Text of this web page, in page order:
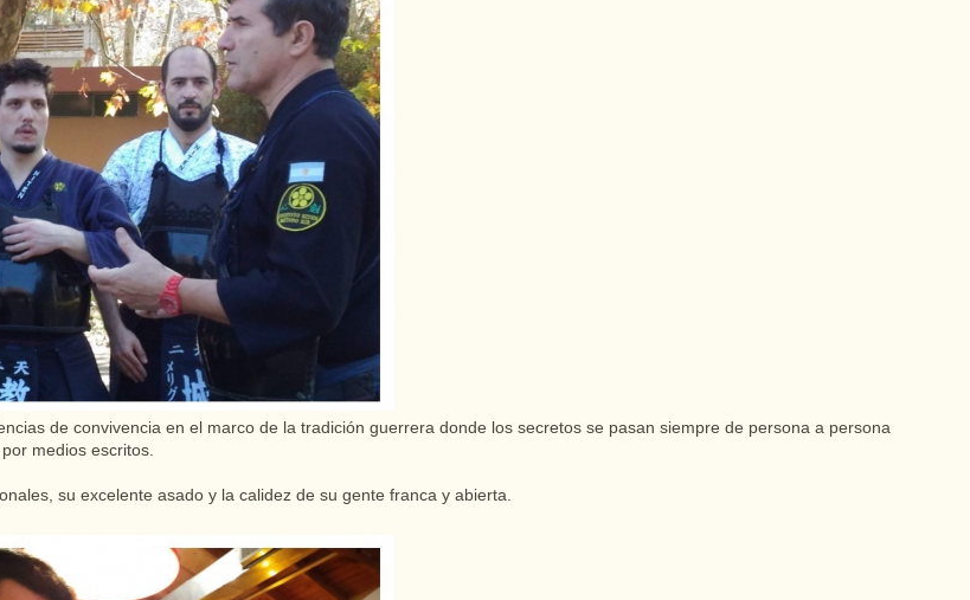
de convivencia en el marco de la tradición guerrera donde los secretos se pasan siempre de persona a persona
medios escritos.
su excelente asado y la calidez de su gente franca y abierta.